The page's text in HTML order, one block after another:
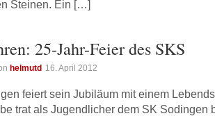
Steinen. Ein […]
25-Jahr-Feier des SKS
helmutd 16. April 2012
feiert sein Jubiläum mit einem
trat als Jugendlicher dem SK Sodingen